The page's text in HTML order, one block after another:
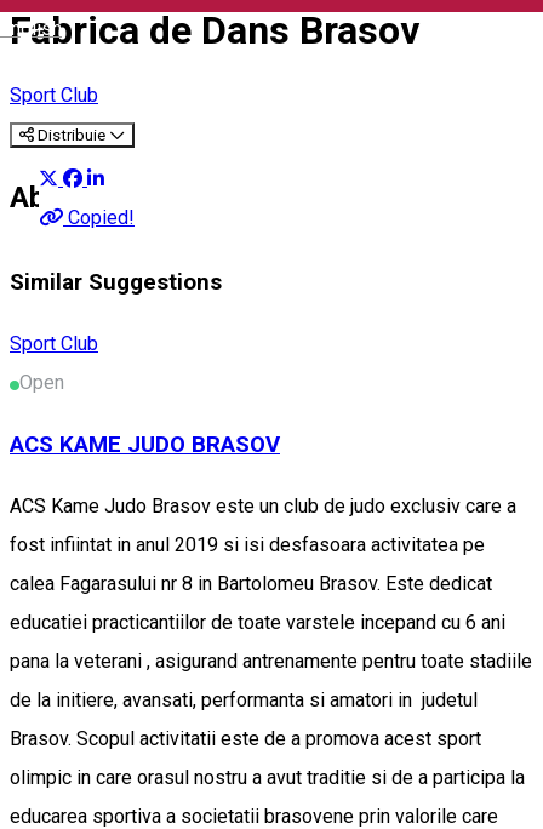
English
Fabrica de Dans Brasov
Sport Club
Distribuie
Copied!
About
Similar Suggestions
Sport Club
Open
ACS KAME JUDO BRASOV
ACS Kame Judo Brasov este un club de judo exclusiv care a
fost infiintat in anul 2019 si isi desfasoara activitatea pe
calea Fagarasului nr 8 in Bartolomeu Brasov. Este dedicat
educatiei practicantiilor de toate varstele incepand cu 6 ani
pana la veterani , asigurand antrenamente pentru toate stadiile
de la initiere, avansati, performanta si amatori in judetul
Brasov. Scopul activitatii este de a promova acest sport
olimpic in care orasul nostru a avut traditie si de a participa la
educarea sportiva a societatii brasovene prin valorile care